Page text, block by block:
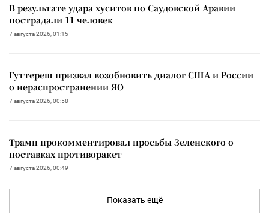
В результате удара хуситов по Саудовской Аравии
пострадали 11 человек
7 августа 2026, 01:15
Гуттереш призвал возобновить диалог США и России
о нераспространении ЯО
7 августа 2026, 00:58
Трамп прокомментировал просьбы Зеленского о
поставках противоракет
7 августа 2026, 00:49
Показать ещё